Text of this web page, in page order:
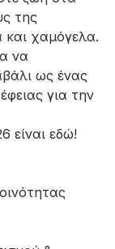
της
χαμόγελα.
να
ως ένας
για την
είναι εδώ!